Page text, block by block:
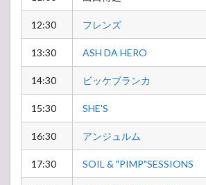
12:30 フレンズ
13:30 ASH DA HERO
14:30 ビッケブランカ
15:30 SHE'S
16:30 アンジュルム
17:30 SOIL & "PIMP"SESSIONS